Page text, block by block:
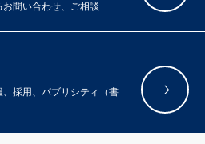
問い合わせ、ご相談
採用、パブリシティ（書